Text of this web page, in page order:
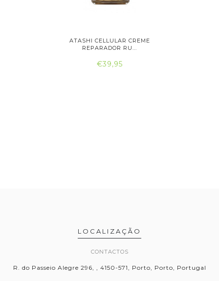
ATASHI CELLULAR CREME
REPARADOR RU...
€39,95
LOCALIZAÇÃO
CONTACTOS
R. do Passeio Alegre 296, , 4150-571, Porto, Porto, Portugal